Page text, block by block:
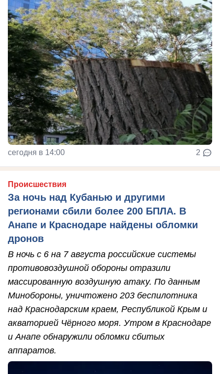
сегодня в 14:00 2
Происшествия
За ночь над Кубанью и другими
регионами сбили более 200 БПЛА. В
Анапе и Краснодаре найдены обломки
дронов
В ночь с 6 на 7 августа российские системы
противовоздушной обороны отразили
массированную воздушную атаку. По данным
Минобороны, уничтожено 203 беспилотника
над Краснодарским краем, Республикой Крым и
акваторией Чёрного моря. Утром в Краснодаре
и Анапе обнаружили обломки сбитых
аппаратов.